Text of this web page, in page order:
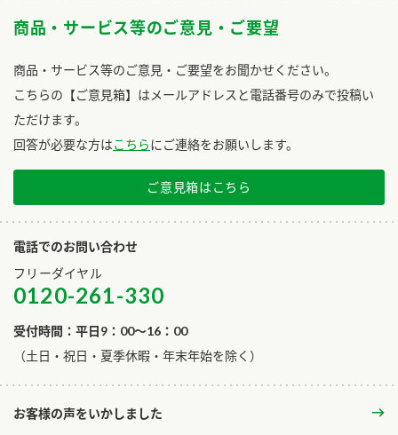
商品・サービス等のご意見・ご要望
商品・サービス等のご意見・ご要望をお聞かせください。
こちらの【ご意見箱】はメールアドレスと電話番号のみで投稿い
ただけます。
回答が必要な方はこちらにご連絡をお願いします。
ご意見箱はこちら
電話でのお問い合わせ
フリーダイヤル
0120-261-330
受付時間：平日9：00～16：00
​（土日・祝日・夏季休暇・年末年始を除く）
お客様の声をいかしました